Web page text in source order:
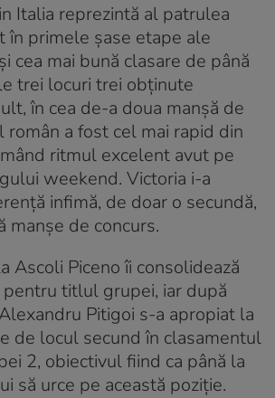
Italia reprezintă al patrulea
în primele șase etape ale
cea mai bună clasare de până
trei locuri trei obținute
în cea de-a doua manșă de
român a fost cel mai rapid din
ritmul excelent avut pe
weekend. Victoria i-a
infimă, de doar o secundă,
manșe de concurs.
Ascoli Piceno îi consolidează
titlul grupei, iar după
Pitigoi s-a apropiat la
de locul secund în clasamentul
2, obiectivul fiind ca până la
să urce pe această poziție.